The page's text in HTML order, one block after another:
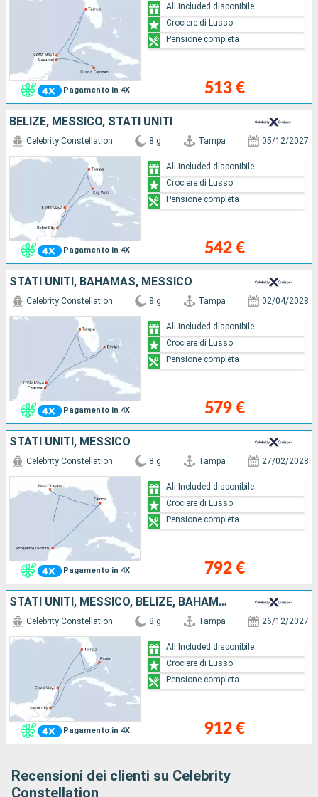
Pagamento in 4X 513 €
All Included disponibile
Crociere di Lusso
Pensione completa
BELIZE, MESSICO, STATI UNITI
Pagamento in 4X
Celebrity Constellation 8 g Tampa 05/12/2027
542 €
All Included disponibile
Crociere di Lusso
Pensione completa
STATI UNITI, BAHAMAS, MESSICO
Pagamento in 4X
Celebrity Constellation 8 g Tampa 02/04/2028
579 €
All Included disponibile
Crociere di Lusso
Pensione completa
STATI UNITI, MESSICO
Pagamento in 4X
Celebrity Constellation 8 g Tampa 27/02/2028
792 €
All Included disponibile
Crociere di Lusso
Pensione completa
STATI UNITI, MESSICO, BELIZE, BAHAMAS
Pagamento in 4X
Celebrity Constellation 8 g Tampa 26/12/2027
912 €
All Included disponibile
Crociere di Lusso
Pensione completa
Recensioni dei clienti su Celebrity
Constellation